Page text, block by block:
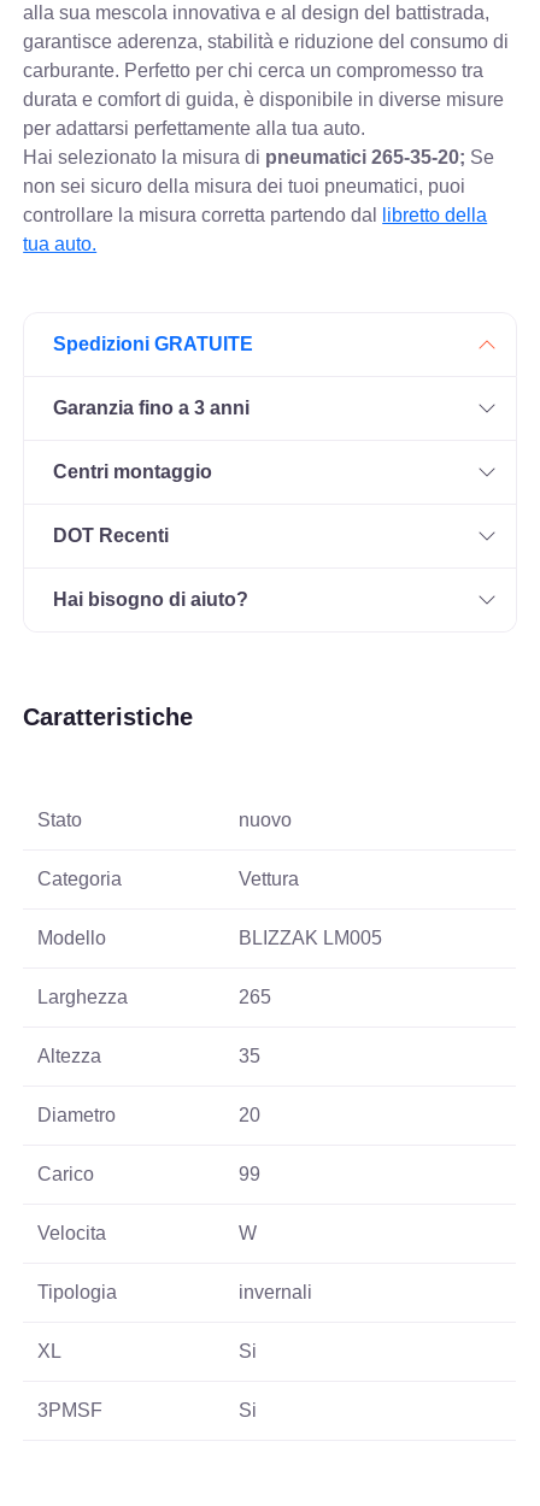
alla sua mescola innovativa e al design del battistrada,
garantisce aderenza, stabilità e riduzione del consumo di
carburante. Perfetto per chi cerca un compromesso tra
durata e comfort di guida, è disponibile in diverse misure
per adattarsi perfettamente alla tua auto.
Hai selezionato la misura di pneumatici265-35-20; Se
non sei sicuro della misura dei tuoi pneumatici, puoi
controllare la misura corretta partendo dal
libretto della
tua auto.
Spedizioni GRATUITE
Garanzia fino a 3 anni
Centri montaggio
DOT Recenti
Hai bisogno di aiuto?
Caratteristiche
Stato nuovo
Categoria Vettura
Modello BLIZZAK LM005
Larghezza 265
Altezza 35
Diametro 20
Carico 99
Velocita W
Tipologia invernali
XL Si
3PMSF Si